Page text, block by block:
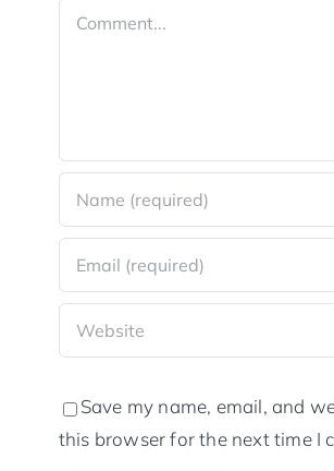
Comment
Save my name, email, and
this browser for the next time I